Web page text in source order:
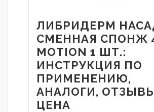
ЛИБРИДЕРМ
СМЕННАЯ СПОНЖ
MOTION 1 ШТ.:
ИНСТРУКЦИЯ ПО
ПРИМЕНЕНИЮ,
АНАЛОГИ,
ЦЕНА